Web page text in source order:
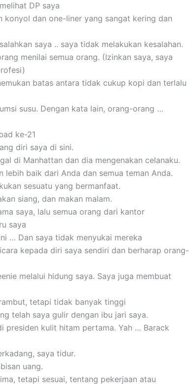
DP saya
konyol dan one-liner yang sangat kering dan
saya .. saya tidak melakukan kesalahan.
menilai semua orang. (Izinkan saya, saya
batas antara tidak cukup kopi dan terlalu
susu. Dengan kata lain, orang-orang …
ke-21
diri saya di sini.
di Manhattan dan dia mengenakan celanaku.
lebih baik dari Anda dan semua teman Anda.
sesuatu yang bermanfaat.
siang, dan makan malam.
saya, lalu semua orang dari kantor
saya
… Dan saya tidak menyukai mereka
kepada diri saya sendiri dan berharap orang-
melalui hidung saya. Saya juga membuat
tetapi tidak banyak tinggi
telah saya gulir dengan ibu jari saya.
presiden kulit hitam pertama. Yah … Barack
saya tidur.
uang.
tetapi sesuai, tentang pekerjaan atau